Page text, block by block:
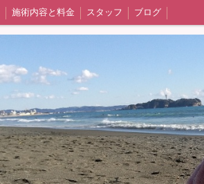
施術内容と料金 スタッフ ブログ